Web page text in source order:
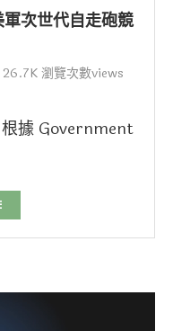
次世代自走砲競
26.7K 瀏覽次數views
根據 Government